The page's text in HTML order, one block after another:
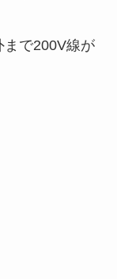
まで200V線が